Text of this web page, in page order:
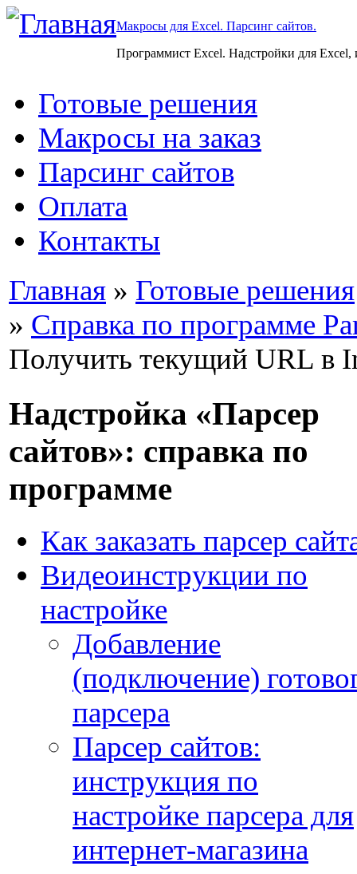
Макросы для Excel. Парсинг сайтов.
Программист Excel. Надстройки для Excel,
Готовые решения
Макросы на заказ
Парсинг сайтов
Оплата
Контакты
Главная » Готовые решения
» Справка по программе
Получить текущий URL в
Надстройка «Парсер
сайтов»: справка по
программе
Как заказать парсер
Видеоинструкции по
настройке
Добавление
(подключение)
парсера
Парсер сайтов:
инструкция по
настройке парсера для
интернет-магазина